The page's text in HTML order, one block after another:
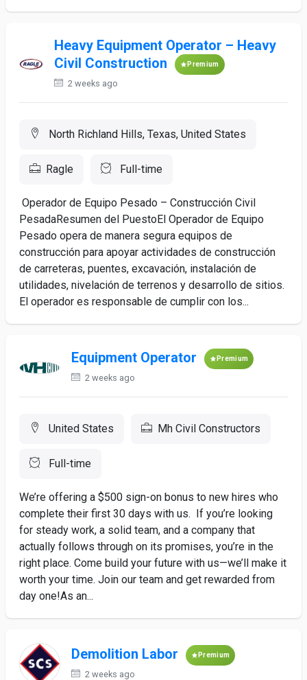
Heavy Equipment Operator – Heavy
Civil Construction
Premium
2 weeks ago
North Richland Hills, Texas, United States
Ragle Full-time
Operador de Equipo Pesado – Construcción Civil
PesadaResumen del PuestoEl Operador de Equipo
Pesado opera de manera segura equipos de
construcción para apoyar actividades de construcción
de carreteras, puentes, excavación, instalación de
utilidades, nivelación de terrenos y desarrollo de sitios.
El operador es responsable de cumplir con los...
Equipment Operator Premium
2 weeks ago
United States Mh Civil Constructors
Full-time
We’re offering a $500 sign-on bonus to new hires who
complete their first 30 days with us. If you’re looking
for steady work, a solid team, and a company that
actually follows through on its promises, you’re in the
right place. Come build your future with us—we’ll make it
worth your time. Join our team and get rewarded from
day one!As an...
Demolition Labor Premium
2 weeks ago